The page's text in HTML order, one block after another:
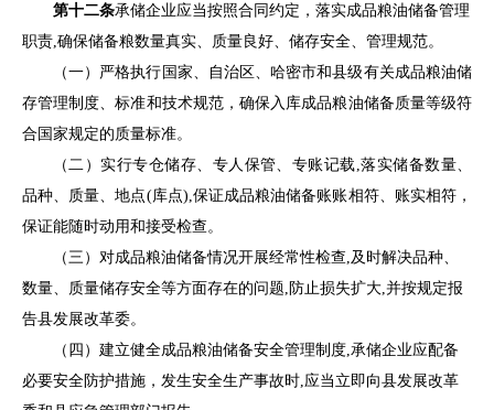
第十二条承储企业应当按照合同约定，落实成品粮油储备管理
职责,确保储备粮数量真实、质量良好、储存安全、管理规范。
（一）严格执行 国家、自治区 、哈密市和县级有关成品粮油储
存管理制度、标准和技术规范，确保入库成品粮油储备质量等级符
合国家规定的质量标准。
（二）实行专仓储存、专人保管、专账记载,落实储备数量、
品种、质量、地点(库点),保证成品粮油储备账账相符、账实相符，
保证能随时动用和接受检查。
（三）对成品粮油储备情况开展经常性检查,及时解决品种、
数量、质量储存安全等方面存在的问题,防止损失扩大,并按规定报
告县发展改革委。
（四）建立健全成品粮油储备安全管理制度,承储企业应配备
必要安全防护措施，发生安全生产事故时,应当立即向县发展改革